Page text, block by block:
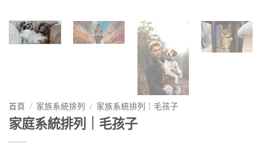
首頁 / 家族系統排列 / 家族系統排列｜毛孩子
家庭系統排列｜毛孩子